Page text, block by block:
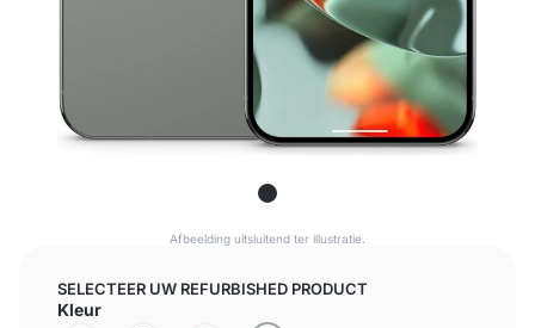
Afbeelding uitsluitend ter illustratie.
SELECTEER UW REFURBISHED PRODUCT
Kleur